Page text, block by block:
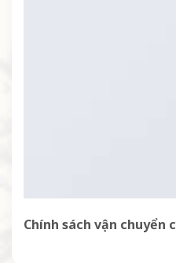
Chính sách vận chuyển